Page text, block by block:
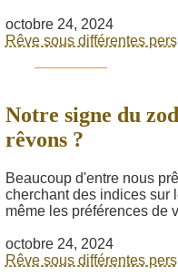
octobre 24, 2024
Rêve sous différentes
Notre signe du
rêvons ?
Beaucoup d'entre nous
cherchant des indices sur
même les préférences de
octobre 24, 2024
Rêve sous différentes